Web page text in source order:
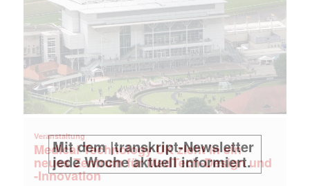
Veranstaltung
Medical Technology UK zieht in ein
neues Zentrum für MedTech-Design und
-Innovation